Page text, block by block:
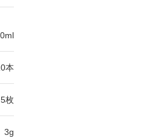
本
5枚
3g